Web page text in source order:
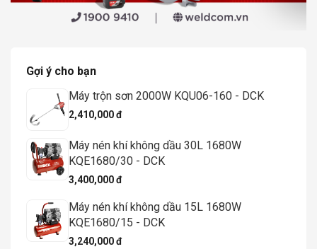
Gợi ý cho bạn
Máy trộn sơn 2000W KQU06-160 - DCK
2,410,000 đ
Máy nén khí không dầu 30L 1680W
KQE1680/30 - DCK
3,400,000 đ
Máy nén khí không dầu 15L 1680W
KQE1680/15 - DCK
3,240,000 đ